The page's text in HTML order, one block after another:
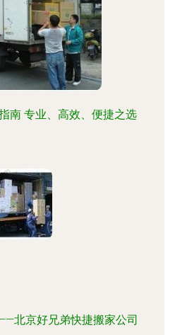
南 专业、高效、便捷之选
北京好兄弟快捷搬家公司